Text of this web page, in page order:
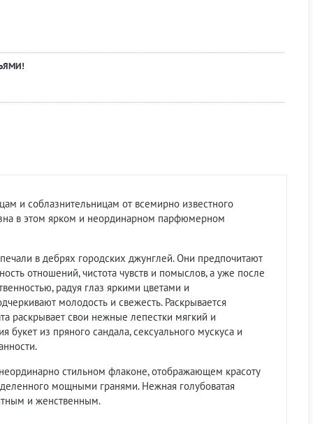
и соблазнительницам от всемирно известного
в этом ярком и неординарном парфюмерном
в дебрях городских джунглей. Они предпочитают
отношений, чистота чувств и помыслов, а уже после
радуя глаз яркими цветами и
молодость и свежесть. Раскрывается
раскрывает свои нежные лепестки мягкий и
из пряного сандала, сексуального мускуса и
стильном флаконе, отображающем красоту
мощными гранями. Нежная голубоватая
и женственным.